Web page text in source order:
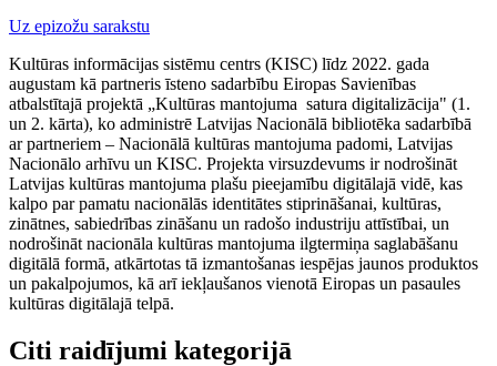
Uz epizožu sarakstu
Kultūras informācijas sistēmu centrs (KISC) līdz 2022. gada
augustam kā partneris īsteno sadarbību Eiropas Savienības
atbalstītajā projektā „Kultūras mantojuma satura digitalizācija" (1.
un 2. kārta), ko administrē Latvijas Nacionālā bibliotēka sadarbībā
ar partneriem – Nacionālā kultūras mantojuma padomi, Latvijas
Nacionālo arhīvu un KISC. Projekta virsuzdevums irnodrošināt
Latvijas kultūras mantojuma plašu pieejamību digitālajā vidē, kas
kalpo par pamatu nacionālās identitātes stiprināšanai, kultūras,
zinātnes, sabiedrības zināšanu un radošo industriju attīstībai, un
nodrošināt nacionāla kultūras mantojuma ilgtermiņa saglabāšanu
digitālā formā, atkārtotas tā izmantošanas iespējas jaunos produktos
un pakalpojumos, kā arī iekļaušanos vienotā Eiropas un pasaules
kultūras digitālajā telpā.
Citi raidījumi kategorijā